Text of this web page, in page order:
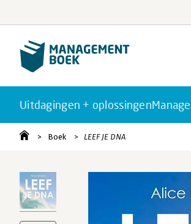
Uitdagingen + oplossingen
Boek LEEF JE DNA